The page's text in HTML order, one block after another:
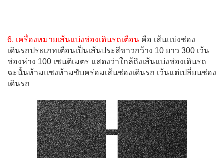
6. เครื่องหมายเส้นแบ่งช่องเดินรถเตือน คือ เส้นแบ่งช่อง
เดินรถประเภทเตือนเป็นเส้นประสีขาวกว้าง 10 ยาว 300 เว้น
ช่องห่าง 100 เซนติเมตร แสดงว่าใกล้ถึงเส้นแบ่งช่องเดินรถ
ฉะนั้นห้ามแซงห้ามขับคร่อมเส้นช่องเดินรถ เว้นแต่เปลี่ยนช่อง
เดินรถ